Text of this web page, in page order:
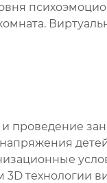
проведение
технологии